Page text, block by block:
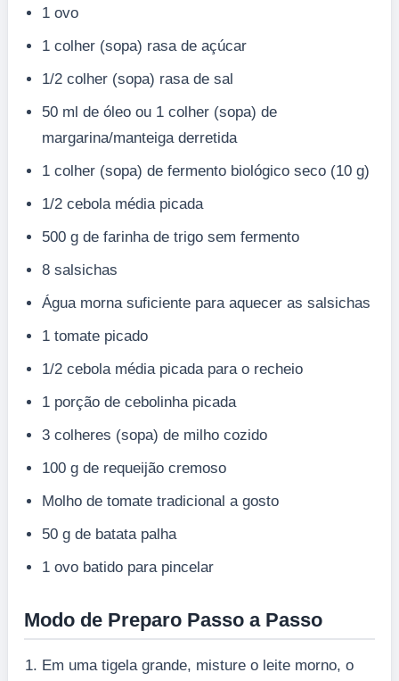
1 ovo
1 colher (sopa) rasa de açúcar
1/2 colher (sopa) rasa de sal
50 ml de óleo ou 1 colher (sopa) de
margarina/manteiga derretida
1 colher (sopa) de fermento biológico seco (10 g)
1/2 cebola média picada
500 g de farinha de trigo sem fermento
8 salsichas
Água morna suficiente para aquecer as salsichas
1 tomate picado
1/2 cebola média picada para o recheio
1 porção de cebolinha picada
3 colheres (sopa) de milho cozido
100 g de requeijão cremoso
Molho de tomate tradicional a gosto
50 g de batata palha
1 ovo batido para pincelar
Modo de Preparo Passo a Passo
Em uma tigela grande, misture o leite morno, o